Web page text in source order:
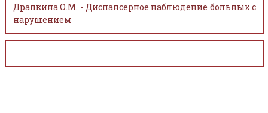
Драпкина О.М. - Диспансерное наблюдение больных с
нарушением